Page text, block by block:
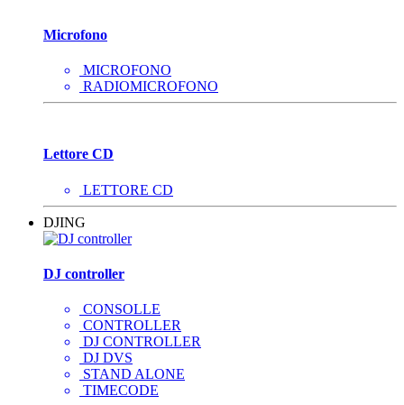
Microfono
MICROFONO
RADIOMICROFONO
Lettore CD
LETTORE CD
DJING
DJ controller
CONSOLLE
CONTROLLER
DJ CONTROLLER
DJ DVS
STAND ALONE
TIMECODE